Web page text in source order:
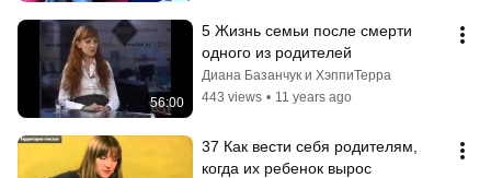
56:00
5 Жизнь семьи после смерти
одного из родителей
Диана Базанчук и ХэппиТерра
443 views • 11 years ago
37 Как вести себя родителям,
когда их ребенок вырос